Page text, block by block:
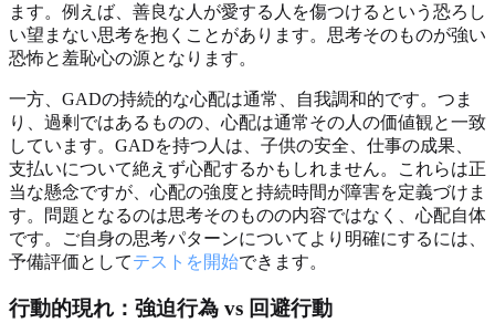
ます。例えば、善良な人が愛する人を傷つけるという恐ろし
い望まない思考を抱くことがあります。思考そのものが強い
恐怖と羞恥心の源となります。
一方、GADの持続的な心配は通常、自我調和的です。つま
り、過剰ではあるものの、心配は通常その人の価値観と一致
しています。GADを持つ人は、子供の安全、仕事の成果、
支払いについて絶えず心配するかもしれません。これらは正
当な懸念ですが、心配の強度と持続時間が障害を定義づけま
す。問題となるのは思考そのものの内容ではなく、心配自体
です。ご自身の思考パターンについてより明確にするには、
予備評価としてテストを開始できます。
行動的現れ：強迫行為 vs 回避行動